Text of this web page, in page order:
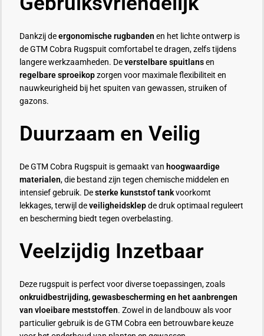
Dankzij deergonomische rugbanden en het lichte ontwerp is
de GTM Cobra Rugspuit comfortabel te dragen, zelfs tijdens
langere werkzaamheden. Deverstelbare spuitlansen
regelbare sproeikopzorgen voor maximale flexibiliteit en
nauwkeurigheid bij het spuiten van gewassen, struiken of
gazons.
Duurzaam en Veilig
De GTM Cobra Rugspuit is gemaakt van hoogwaardige
materialen, die bestand zijn tegen chemische middelen en
intensief gebruik. Desterke kunststof tankvoorkomt
lekkages, terwijl deveiligheidsklepde druk optimaal reguleert
en bescherming biedt tegen overbelasting.
Veelzijdig Inzetbaar
Deze rugspuit is perfect voor diverse toepassingen, zoals
onkruidbestrijding, gewasbescherming en het aanbrengen
van vloeibare meststoffen. Zowel in de landbouw als voor
particulier gebruik is de GTM Cobra een betrouwbare keuze